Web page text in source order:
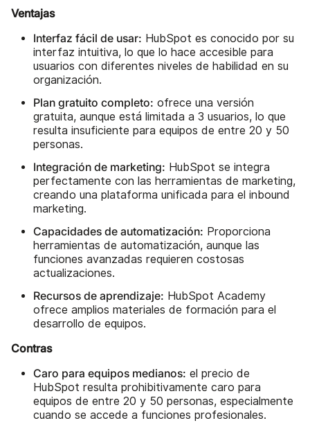
Ventajas
Interfaz fácil de usar: HubSpot es conocido por su
interfaz intuitiva, lo que lo hace accesible para
usuarios con diferentes niveles de habilidad en su
organización.
Plan gratuito completo: ofrece una versión
gratuita, aunque está limitada a 3 usuarios, lo que
resulta insuficiente para equipos de entre 20 y 50
personas.
Integración de marketing: HubSpot se integra
perfectamente con las herramientas de marketing,
creando una plataforma unificada para el inbound
marketing.
Capacidades de automatización: Proporciona
herramientas de automatización, aunque las
funciones avanzadas requieren costosas
actualizaciones.
Recursos de aprendizaje: HubSpot Academy
ofrece amplios materiales de formación para el
desarrollo de equipos.
Contras
Caro para equipos medianos: el precio de
HubSpot resulta prohibitivamente caro para
equipos de entre 20 y 50 personas, especialmente
cuando se accede a funciones profesionales.